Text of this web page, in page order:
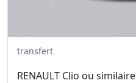
transfert
RENAULT Clio ou similaire